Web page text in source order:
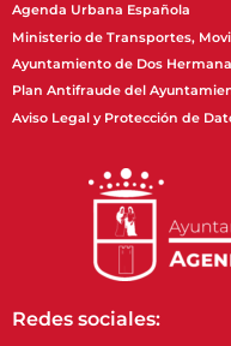
Agenda Urbana Española
Ministerio de Transportes,
Ayuntamiento de Dos
Plan Antifraude del
Aviso Legal y Protección de
Redes sociales: